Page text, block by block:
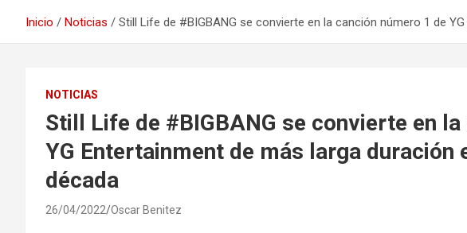
Inicio Noticias Still Life de #BIGBANG se convierte en la canción número 1 de
NOTICIAS
Still Life de #BIGBANG se convierte en
YG Entertainment de más larga duración
década
26/04/2022 Oscar Benitez